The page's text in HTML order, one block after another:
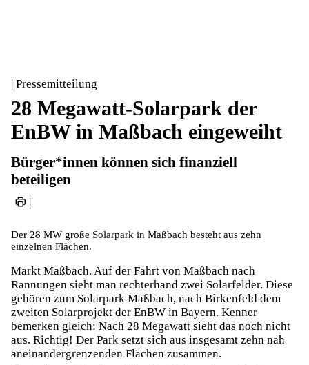
| Pressemitteilung
28 Megawatt-Solarpark der
EnBW in Maßbach eingeweiht
Bürger*innen können sich finanziell
beteiligen
|
Der 28 MW große Solarpark in Maßbach besteht aus zehn
einzelnen Flächen.
Markt Maßbach. Auf der Fahrt von Maßbach nach
Rannungen sieht man rechterhand zwei Solarfelder. Diese
gehören zum Solarpark Maßbach, nach Birkenfeld dem
zweiten Solarprojekt der EnBW in Bayern. Kenner
bemerken gleich: Nach 28 Megawatt sieht das noch nicht
aus. Richtig! Der Park setzt sich aus insgesamt zehn nah
aneinandergrenzenden Flächen zusammen.